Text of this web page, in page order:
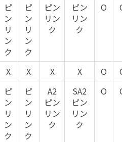
ピ
ン
リ
ン
ク
ピ
ン
リ
ン
ク
ピン
リン
ク
ピン
リン
ク
O
X X X X O
ピ
ン
リ
ン
ク
ピ
ン
リ
ン
ク
A2
ピン
リン
ク
SA2
ピン
リン
ク
O